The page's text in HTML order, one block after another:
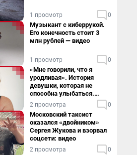
1 просмотр 0
Музыкант с киберрукой.
Его конечность стоит 3
млн рублей — видео
1 просмотр 0
«Мне говорили, что я
уродливая». История
девушки, которая не
способна улыбаться.
Видео
2 просмотра 0
Московский таксист
оказался «двойником»
Сергея Жукова и взорвал
соцсети: видео
2 просмотра 0